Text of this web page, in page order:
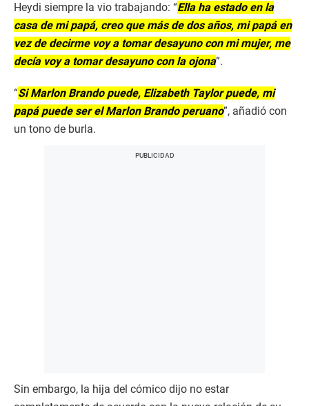
Heydi siempre la vio trabajando: “Ella ha estado en la
casa de mi papá, creo que más de dos años, mi papá en
vez de decirme voy a tomar desayuno con mi mujer, me
decía voy a tomar desayuno con la ojona”.
“Si Marlon Brando puede, Elizabeth Taylor puede, mi
papá puede ser el Marlon Brando peruano”, añadió con
un tono de burla.
Sin embargo, la hija del cómico dijo no estar